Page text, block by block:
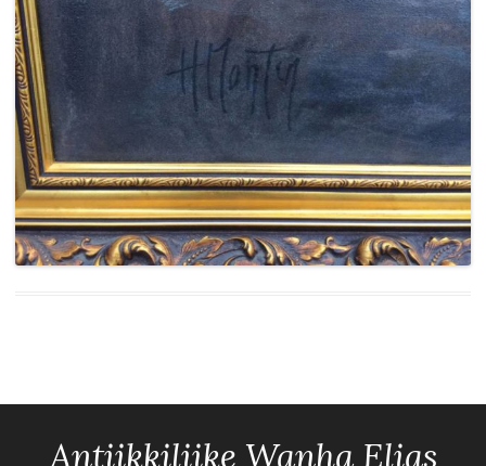
Antiikkiliike Wanha Elias